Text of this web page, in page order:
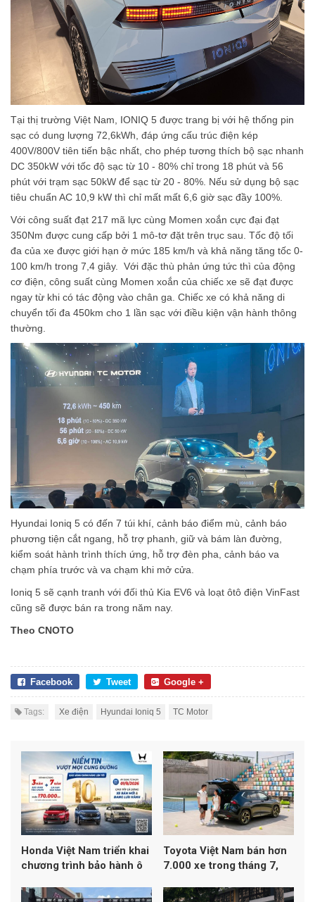
Tại thị trường Việt Nam, IONIQ 5 được trang bị với hệ thống pin
sạc có dung lượng 72,6kWh, đáp ứng cấu trúc điện kép
400V/800V tiên tiến bậc nhất, cho phép tương thích bộ sạc nhanh
DC 350kW với tốc độ sạc từ 10 - 80% chỉ trong 18 phút và 56
phút với trạm sạc 50kW để sạc từ 20 - 80%. Nếu sử dụng bộ sạc
tiêu chuẩn AC 10,9 kW thì chỉ mất mất 6,6 giờ sạc đầy 100%.
Với công suất đạt 217 mã lực cùng Momen xoắn cực đại đạt
350Nm được cung cấp bởi 1 mô-tơ đặt trên trục sau. Tốc độ tối
đa của xe được giới hạn ở mức 185 km/h và khả năng tăng tốc 0-
100 km/h trong 7,4 giây. Với đặc thù phản ứng tức thì của động
cơ điện, công suất cùng Momen xoắn của chiếc xe sẽ đạt được
ngay từ khi có tác động vào chân ga. Chiếc xe có khả năng di
chuyển tối đa 450km cho 1 lần sạc với điều kiện vận hành thông
thường.
Hyundai Ioniq 5 có đến 7 túi khí, cảnh báo điểm mù, cảnh báo
phương tiện cắt ngang, hỗ trợ phanh, giữ và bám làn đường,
kiểm soát hành trình thích ứng, hỗ trợ đèn pha, cảnh báo va
chạm phía trước và va chạm khi mở cửa.
Ioniq 5 sẽ cạnh tranh với đối thủ Kia EV6 và loạt ôtô điện VinFast
cũng sẽ được bán ra trong năm nay.
Theo CNOTO
Facebook Tweet Google +
Tags: Xe điện Hyundai Ioniq 5 TC Motor
Honda Việt Nam triển khai
chương trình bảo hành ô
Toyota Việt Nam bán hơn
7.000 xe trong tháng 7,
doanh số